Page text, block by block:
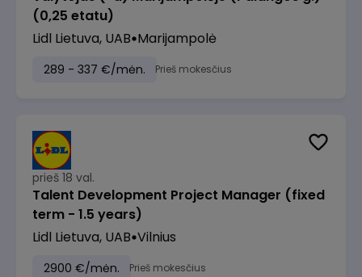
(0,25 etatu)
Lidl Lietuva, UAB Marijampolė
289 - 337 €/mėn. Prieš mokesčius
prieš 18 val.
Talent Development Project Manager (fixed
term - 1.5 years)
Lidl Lietuva, UAB Vilnius
2900 €/mėn. Prieš mokesčius